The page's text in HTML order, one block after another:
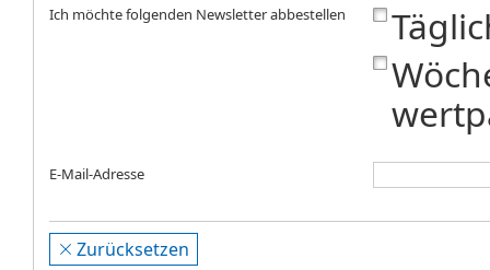
Ich möchte folgenden Newsletter abbestellen
E-Mail-Adresse
Zurücksetzen